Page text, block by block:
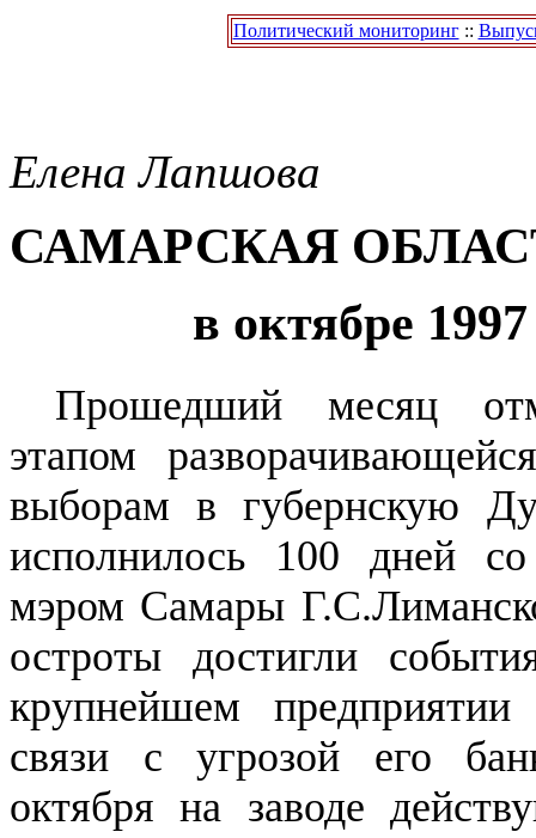
Политический мониторинг::
ЕленаЛапшова
САМАРСКАЯ
в октябре 1997
Прошедший месяц
этапом
выборам в губернскую
исполнилось 100 дней
мэром Самары
остроты достигли
крупнейшем
связи с угрозой его
октября на заводе